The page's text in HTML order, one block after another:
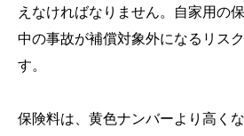
えなければなりません。自家用の
中の事故が補償対象外になるリス
す。
保険料は、黄色ナンバーより高く